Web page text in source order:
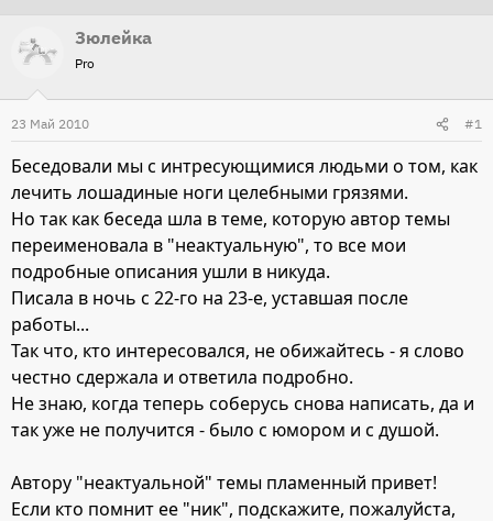
о
т
е
а
Зюлейка
Pro
23 Май 2010 #1
Беседовали мы с интресующимися людьми о том, как
лечить лошадиные ноги целебными грязями.
Но так как беседа шла в теме, которую автор темы
переименовала в "неактуальную", то все мои
подробные описания ушли в никуда.
Писала в ночь с 22-го на 23-е, уставшая после
работы...
Так что, кто интересовался, не обижайтесь - я слово
честно сдержала и ответила подробно.
Не знаю, когда теперь соберусь снова написать, да и
так уже не получится - было с юмором и с душой.
Автору "неактуальной" темы пламенный привет!
Если кто помнит ее "ник", подскажите, пожалуйста,